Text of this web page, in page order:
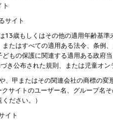
サイト
13歳もしくはその他の適用年齢基
たはすべての適用ある法令、条例
もの保護に関連する適用ある政府
き公布された規則、または児童オン
、甲またはその関連会社の商標の
サイトのユーザー名、グループ名
ださい。）
イト